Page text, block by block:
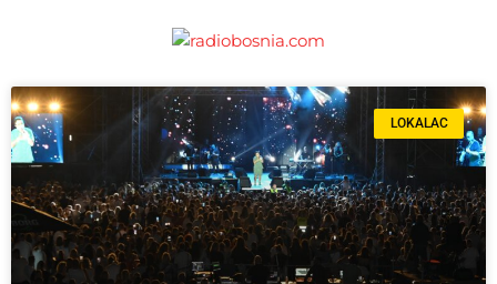
LOKALAC